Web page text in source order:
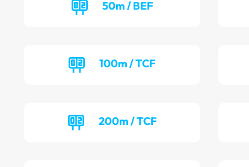
50m / BEF
100m / TCF
200m / TCF